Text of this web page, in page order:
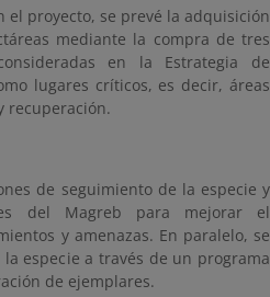
el proyecto, se prevé la adquisición
mediante la compra de tres
en la Estrategia de
lugares críticos, es decir, áreas
recuperación.
de seguimiento de la especie y
del Magreb para mejorar el
y amenazas. En paralelo, se
especie a través de un programa
de ejemplares.